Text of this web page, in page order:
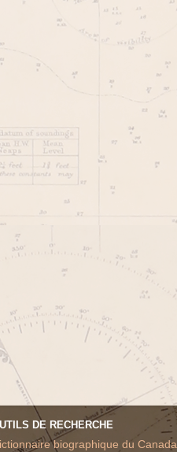
DE RECHERCHE
biographique du Canada